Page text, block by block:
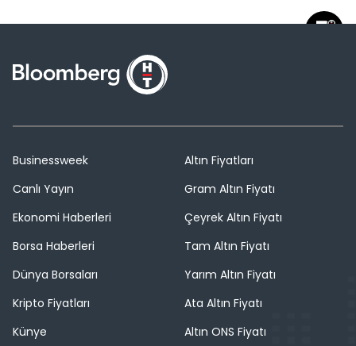
Businessweek
Canlı Yayın
Ekonomi Haberleri
Borsa Haberleri
Dünya Borsaları
Kripto Fiyatları
Künye
Altın Fiyatları
Gram Altın Fiyatı
Çeyrek Altın Fiyatı
Tam Altın Fiyatı
Yarım Altın Fiyatı
Ata Altın Fiyatı
Altın ONS Fiyatı